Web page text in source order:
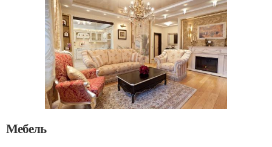
Мебель